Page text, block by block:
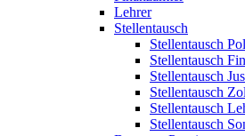
Lehrer
Stellentausch
Stellentausch
Stellentausch
Stellentausch
Stellentausch
Stellentausch
Stellentausch